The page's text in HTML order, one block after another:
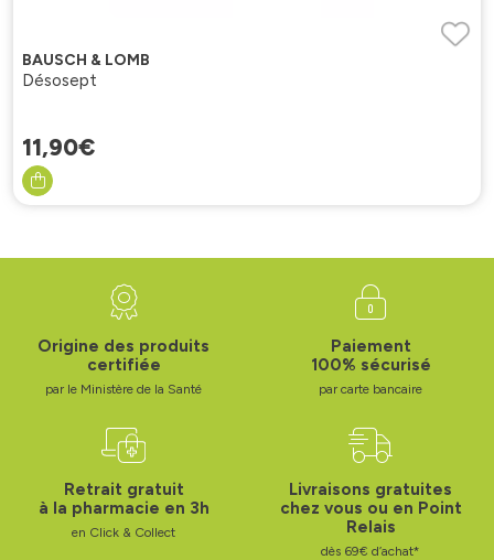
BAUSCH & LOMB
Désosept
11,90€
Origine des produits
certifiée
par le Ministère de la Santé
Paiement
100% sécurisé
par carte bancaire
Retrait gratuit
à la pharmacie en 3h
en Click & Collect
Livraisons gratuites
chez vous ou en Point
Relais
dès 69€ d’achat*